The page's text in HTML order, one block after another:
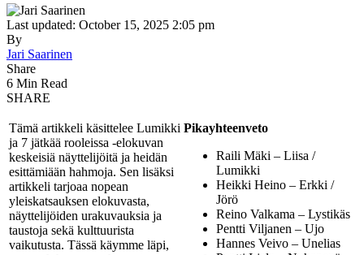
Last updated: October 15, 2025 2:05 pm
By
Jari Saarinen
Share
6 Min Read
SHARE
Tämä artikkeli käsittelee Lumikki
ja 7 jätkää rooleissa -elokuvan
keskeisiä näyttelijöitä ja heidän
esittämiään hahmoja. Sen lisäksi
artikkeli tarjoaa nopean
yleiskatsauksen elokuvasta,
näyttelijöiden urakuvauksia ja
taustoja sekä kulttuurista
vaikutusta. Tässä käymme läpi,
Pikayhteenveto
Raili Mäki – Liisa /
Lumikki
Heikki Heino – Erkki /
Jörö
Reino Valkama – Lystikäs
Pentti Viljanen – Ujo
Hannes Veivo – Unelias